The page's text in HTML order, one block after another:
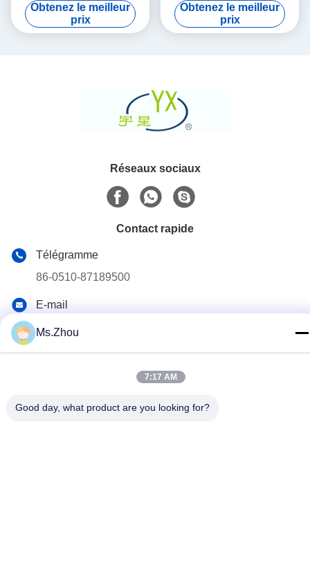
le filtre de suie
Obtenez le meilleur
prix
pour la voiture/moto
Obtenez le meilleur
prix
Réseaux sociaux
Contact rapide
Télégramme
86-0510-87189500
E-mail
Ville de Dingshu, ville de Yixing, province de Jiangsu
Politique de confidentialité| Plan du site
Ms.Zhou
7:17 AM
Good day, what product are you looking for?